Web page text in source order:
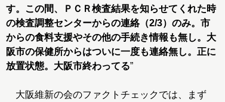
す。この間、ＰＣＲ検査結果を知らせてくれた時
の検査調整センターからの連絡（2/3）のみ。市
からの食料支援やその他の手続き情報も無し。大
阪市の保健所からはついに一度も連絡無し。正に
放置状態。大阪市終わってる”
大阪維新の会のファクトチェックでは、まず